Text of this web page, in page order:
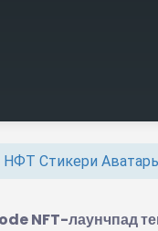
НФТ Стикери
NFT-лаунчпад